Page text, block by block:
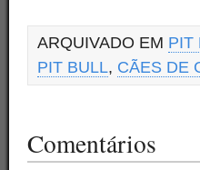
ARQUIVADO EM PIT
PIT BULL, CÃES DE
Comentários